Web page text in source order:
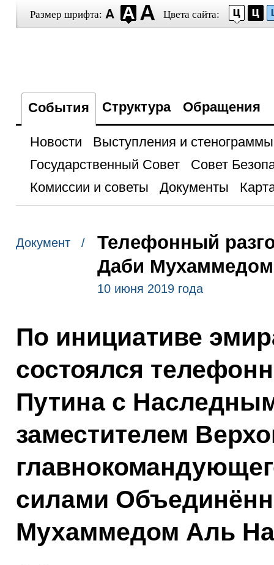
Размер шрифта: Цвета сайта:
События Структура Обращения
Новости
Выступления и стенограммы
Государственный Совет
Совет
Комиссии и советы
Документы
Документ /
Телефонный
Даби
10 июня 2019 года
По инициативе
состоялся
Путина с
заместителем
силами
Мухаммедом Аль